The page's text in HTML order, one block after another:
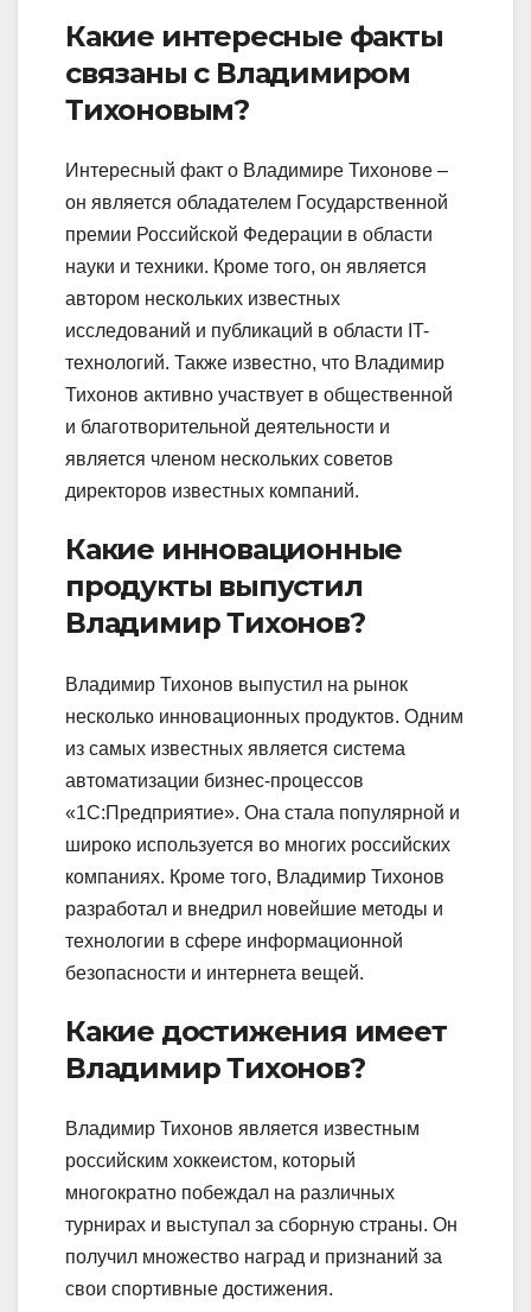
Какие интересные факты
связаны с Владимиром
Тихоновым?
Интересный факт о Владимире Тихонове –
он является обладателем Государственной
премии Российской Федерации в области
науки и техники. Кроме того, он является
автором нескольких известных
исследований и публикаций в области IT-
технологий. Также известно, что Владимир
Тихонов активно участвует в общественной
и благотворительной деятельности и
является членом нескольких советов
директоров известных компаний.
Какие инновационные
продукты выпустил
Владимир Тихонов?
Владимир Тихонов выпустил на рынок
несколько инновационных продуктов. Одним
из самых известных является система
автоматизации бизнес-процессов
«1C:Предприятие». Она стала популярной и
широко используется во многих российских
компаниях. Кроме того, Владимир Тихонов
разработал и внедрил новейшие методы и
технологии в сфере информационной
безопасности и интернета вещей.
Какие достижения имеет
Владимир Тихонов?
Владимир Тихонов является известным
российским хоккеистом, который
многократно побеждал на различных
турнирах и выступал за сборную страны. Он
получил множество наград и признаний за
свои спортивные достижения.